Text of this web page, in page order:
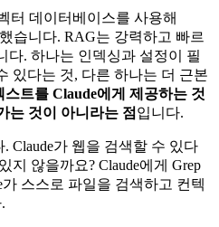
터 데이터베이스를 사용해
습니다. RAG는 강력하고 빠르
다. 하나는 인덱싱과 설정이 필
있다는 것, 다른 하나는 더 근본
스트를 Claude에게 제공하는 것
는 것이 아니라는 점 입니다.
Claude가 웹을 검색할 수 있다
지 않을까요? Claude에게 Grep
스스로 파일을 검색하고 컨텍